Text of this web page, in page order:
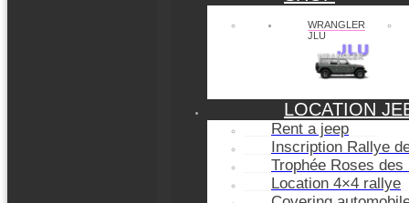
WRANGLER
JLU
LOCATION
Rent a jeep
Inscription Rallye
Trophée Roses des
Location 4×4 rallye